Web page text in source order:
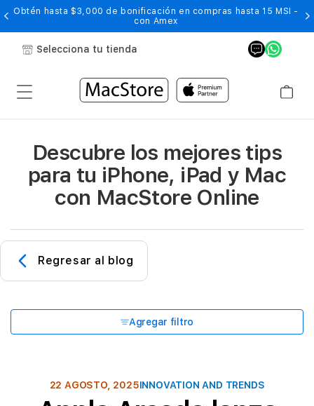
Obtén hasta $3,000 de bonificación en compras hasta 15 MSI -
con Amex
Selecciona tu tienda
Descubre los mejores tips
para tu iPhone, iPad y Mac
con MacStore Online
Regresar al blog
Agregar filtro
22 AGOSTO, 2025INNOVATION AND TRENDS